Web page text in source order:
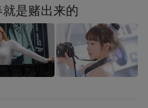
是赌出来的